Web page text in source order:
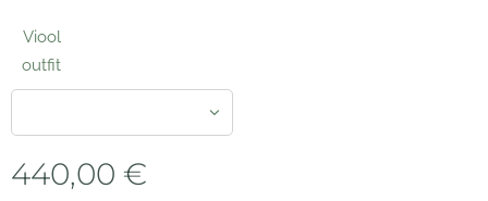
Viool
outfit
440,00 €